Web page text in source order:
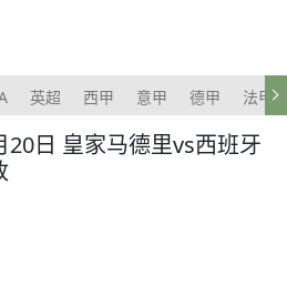
英超 西甲 意甲 德甲 法甲
20日 皇家马德里vs西班牙